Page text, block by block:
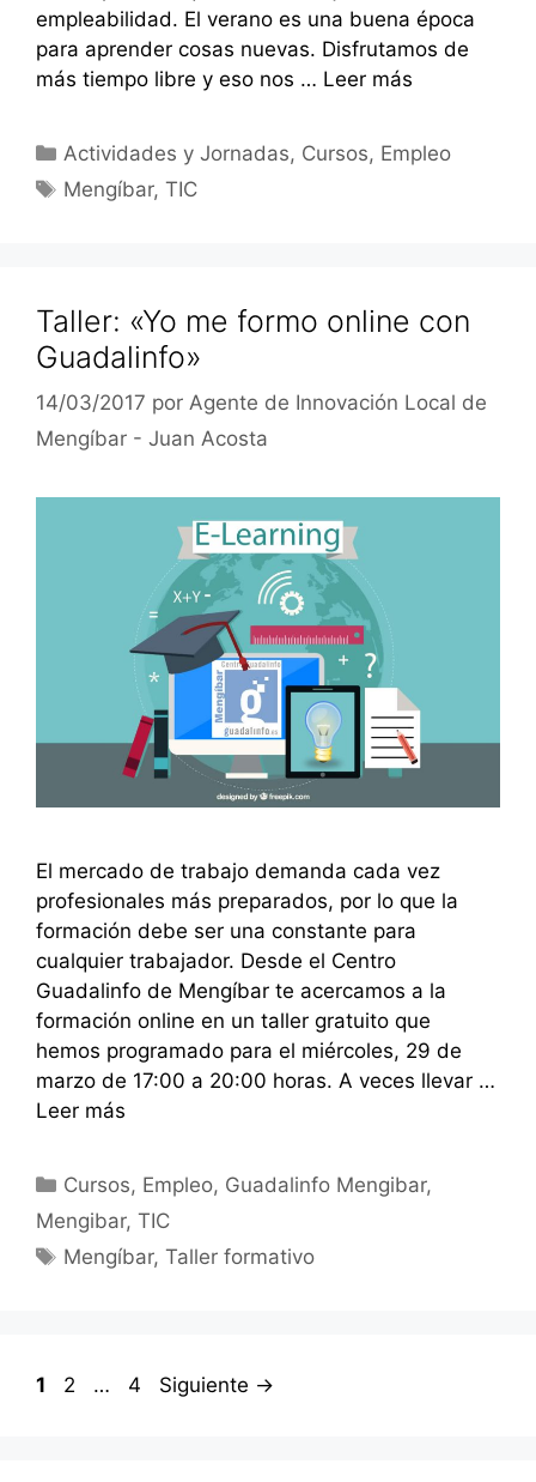
empleabilidad. El verano es una buena época
para aprender cosas nuevas. Disfrutamos de
más tiempo libre y eso nos … Leer más
Categorías
Actividades y Jornadas, Cursos, Empleo
Etiquetas
Mengíbar,TIC
Taller: «Yo me formo online con
Guadalinfo»
14/03/2017 por Agente de Innovación Local de
Mengíbar - Juan Acosta
El mercado de trabajo demanda cada vez
profesionales más preparados, por lo que la
formación debe ser una constante para
cualquier trabajador. Desde el Centro
Guadalinfo de Mengíbar te acercamos a la
formación online en un taller gratuito que
hemos programado para el miércoles, 29 de
marzo de 17:00 a 20:00 horas. A veces llevar …
Leer más
Categorías
Cursos, Empleo, Guadalinfo Mengibar,
Mengibar, TIC
Etiquetas
Mengíbar,Taller formativo
Página
1 Página
2 … Página
4 Siguiente →